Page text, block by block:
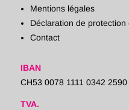
Mentions légales
Déclaration de protection
Contact
IBAN
CH53 0078 1111 0342 2590
TVA.